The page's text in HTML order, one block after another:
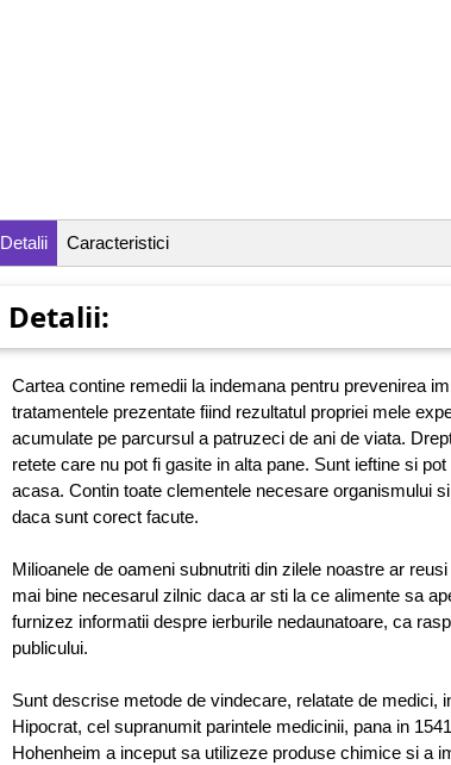
Detalii Caracteristici
Detalii:
Cartea contine remedii la indemana pentru prevenirea
tratamentele prezentate fiind rezultatul propriei mele
acumulate pe parcursul a patruzeci de ani de viata.
retete care nu pot fi gasite in alta pane. Sunt ieftine si
acasa. Contin toate clementele necesare organismului
daca sunt corect facute.
Milioanele de oameni subnutriti din zilele noastre ar
mai bine necesarul zilnic daca ar sti la ce alimente sa
furnizez informatii despre ierburile nedaunatoare, ca
publicului.
Sunt descrise metode de vindecare, relatate de medici,
Hipocrat, cel supranumit parintele medicinii, pana in
Hohenheim a inceput sa utilizeze produse chimice si a